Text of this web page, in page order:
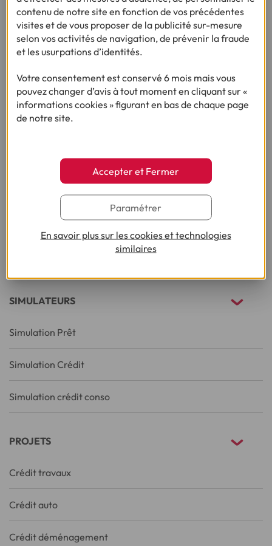
CRÉDITS
Crédit renouvelable
Crédit en ligne
Besoin d'argent
Rachat de crédit
SIMULATEURS
Simulation Prêt
Simulation Crédit
Simulation crédit conso
PROJETS
Crédit travaux
Crédit auto
Crédit déménagement
contenu de notre site en fonction de vos précédentes
visites et de vous proposer de la publicité sur-mesure
selon vos activités de navigation, de prévenir la fraude
et les usurpations d’identités.
Votre consentement est conservé 6 mois mais vous
pouvez changer d’avis à tout moment en cliquant sur «
informations cookies » figurant en bas de chaque page
de notre site.
Accepter et Fermer
Paramétrer
En savoir plus sur les cookies et technologies
similaires